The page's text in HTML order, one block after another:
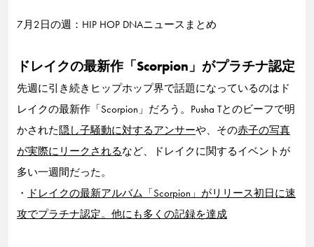
7月2日の週：HIP HOP DNAニュースまとめ
ドレイクの最新作「Scorpion」がプラチナ認定
先週に引き続きヒップホップ界で話題になっているのはド
レイクの最新作「Scorpion」だろう。Pusha Tとのビーフで明
かされた隠し子騒動に対するアンサーや、その赤子の写真
が実際にリークされるなど、ドレイクに関するイベントが
多い一週間だった。
・ ドレイクの最新アルバム「Scorpion」がリリース初日に速
攻でプラチナ認定。他にも多くの記録を達成